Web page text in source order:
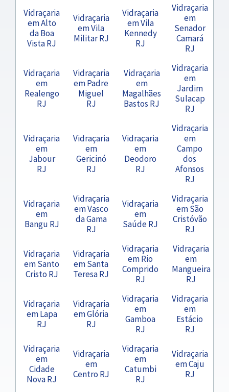
Vidraçaria
em Alto
da Boa
Vista RJ
Vidraçaria
em Vila
Militar RJ
Vidraçaria
em Vila
Kennedy
RJ
Vidraçaria
em
Senador
Camará
RJ
Vidraçaria
em
Realengo
RJ
Vidraçaria
em Padre
Miguel
RJ
Vidraçaria
em
Magalhães
Bastos RJ
Vidraçaria
em
Jardim
Sulacap
RJ
Vidraçaria
em
Jabour
RJ
Vidraçaria
em
Gericinó
RJ
Vidraçaria
em
Deodoro
RJ
Vidraçaria
em
Campo
dos
Afonsos
RJ
Vidraçaria
em
Bangu RJ
Vidraçaria
em Vasco
da Gama
RJ
Vidraçaria
em
Saúde RJ
Vidraçaria
em São
Cristóvão
RJ
Vidraçaria
em Santo
Cristo RJ
Vidraçaria
em Santa
Teresa RJ
Vidraçaria
em Rio
Comprido
RJ
Vidraçaria
em
Mangueira
RJ
Vidraçaria
em Lapa
RJ
Vidraçaria
em Glória
RJ
Vidraçaria
em
Gamboa
RJ
Vidraçaria
em
Estácio
RJ
Vidraçaria
em
Cidade
Nova RJ
Vidraçaria
em
Centro RJ
Vidraçaria
em
Catumbi
RJ
Vidraçaria
em Caju
RJ